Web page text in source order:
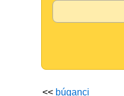
<< búganci